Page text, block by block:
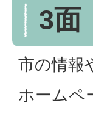
3面
市の情報
ホームペ